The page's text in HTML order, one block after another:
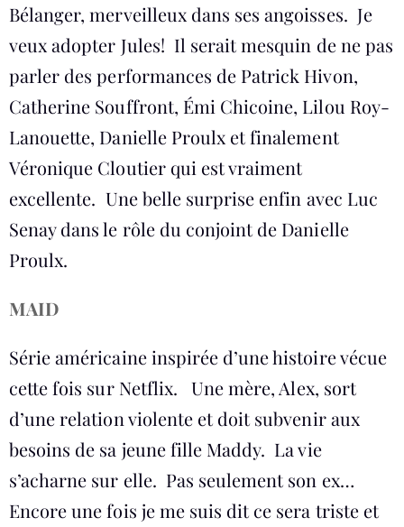
Bélanger, merveilleux dans ses angoisses. Je
veux adopter Jules! Il serait mesquin de ne pas
parler des performances de Patrick Hivon,
Catherine Souffront, Émi Chicoine, Lilou Roy-
Lanouette, Danielle Proulx et finalement
Véronique Cloutier qui est vraiment
excellente. Une belle surprise enfin avec Luc
Senay dans le rôle du conjoint de Danielle
Proulx.
MAID
Série américaine inspirée d’une histoire vécue
cette fois sur Netflix. Une mère, Alex, sort
d’une relation violente et doit subvenir aux
besoins de sa jeune fille Maddy. La vie
s’acharne sur elle. Pas seulement son ex…
Encore une fois je me suis dit ce sera triste et